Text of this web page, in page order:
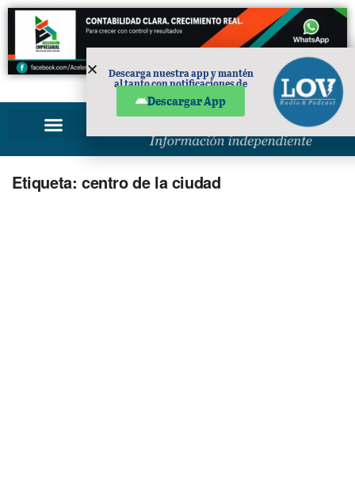
PUBLICIDAD
Etiqueta: centro de la ciudad
Descarga nuestra app y mantén
al tanto con notificaciones de
Descargar App